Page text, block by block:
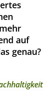
auf
genau?